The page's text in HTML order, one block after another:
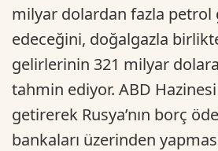
milyar dolardan fazla petrol
edeceğini, doğalgazla
gelirlerinin 321 milyar dolara
tahmin ediyor. ABD Hazinesi
getirerek Rusya’nın borç
bankaları üzerinden